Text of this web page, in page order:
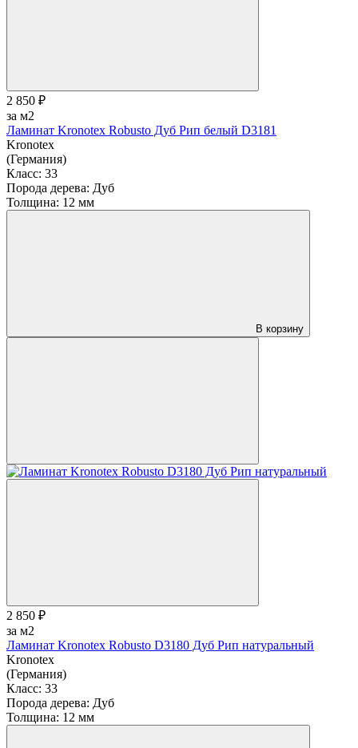
2 850 ₽
за м2
Ламинат Kronotex Robusto Дуб Рип белый D3181
Kronotex
(Германия)
Класс: 33
Порода дерева: Дуб
Толщина: 12 мм
В корзину
2 850 ₽
за м2
Ламинат Kronotex Robusto D3180 Дуб Рип натуральный
Kronotex
(Германия)
Класс: 33
Порода дерева: Дуб
Толщина: 12 мм